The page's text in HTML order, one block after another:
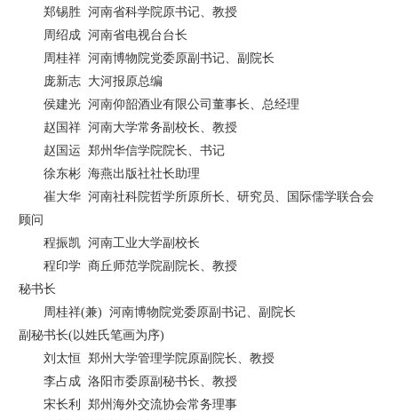
郑锡胜 河南省科学院原书记、教授
周绍成 河南省电视台台长
周桂祥 河南博物院党委原副书记、副院长
庞新志
大河报原总编
侯建光 河南仰韶酒业有限公司董事长、总经理
赵国祥 河南大学常务副校长、教授
赵国运 郑州华信学院院长、书记
徐东彬 海燕出版社社长助理
崔大华 河南社科院哲学所原所长、研究员、国际儒学联合会
顾问
程振凯 河南工业大学副校长
程印学 商丘师范学院副院长、教授
秘书长
周桂祥(兼) 河南博物院党委原副书记、副院长
副秘书长(以姓氏笔画为序)
刘太恒 郑州大学管理学院原副院长、教授
李占成 洛阳市委原副秘书长、教授
宋长利
郑州海外交流协会常务理事